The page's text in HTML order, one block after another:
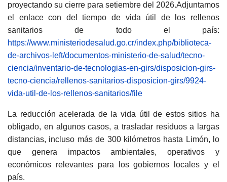
proyectando su cierre para setiembre del 2026.Adjuntamos
el enlace con del tiempo de vida útil de los rellenos
sanitarios de todo el país:
https://www.ministeriodesalud.go.cr/index.php/biblioteca-
de-archivos-left/documentos-ministerio-de-salud/tecno-
ciencia/inventario-de-tecnologias-en-girs/disposicion-girs-
tecno-ciencia/rellenos-sanitarios-disposicion-girs/9924-
vida-util-de-los-rellenos-sanitarios/file
La reducción acelerada de la vida útil de estos sitios ha
obligado, en algunos casos, a trasladar residuos a largas
distancias, incluso más de 300 kilómetros hasta Limón, lo
que genera impactos ambientales, operativos y
económicos relevantes para los gobiernos locales y el
país.